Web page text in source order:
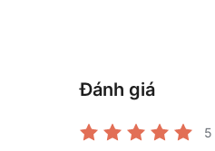
Đánh giá
5